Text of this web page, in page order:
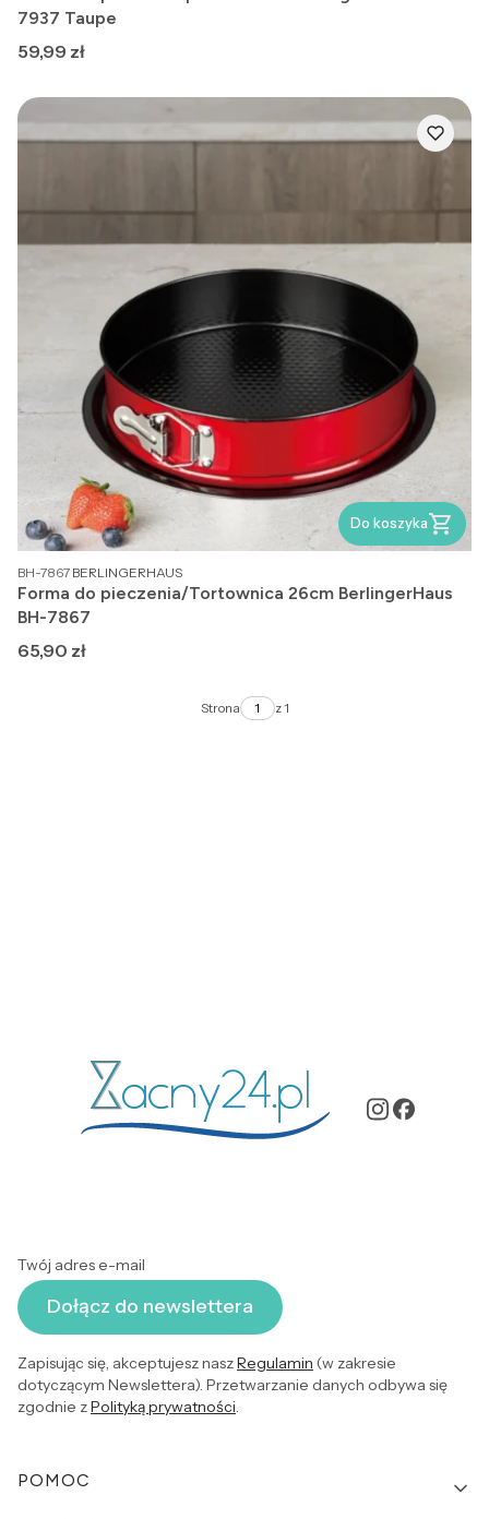
7937 Taupe
Cena
59,99 zł
Do koszyka
BH-7867 PRODUCENT
BERLINGERHAUS
Forma do pieczenia/Tortownica 26cm BerlingerHaus
BH-7867
Cena
65,90 zł
Strona z 1
Twój adres e-mail
Dołącz do newslettera
Zapisując się, akceptujesz naszRegulamin (w zakresie
dotyczącym Newslettera). Przetwarzanie danych odbywa się
zgodnie zPolityką prywatności.
Linki w stopce
POMOC